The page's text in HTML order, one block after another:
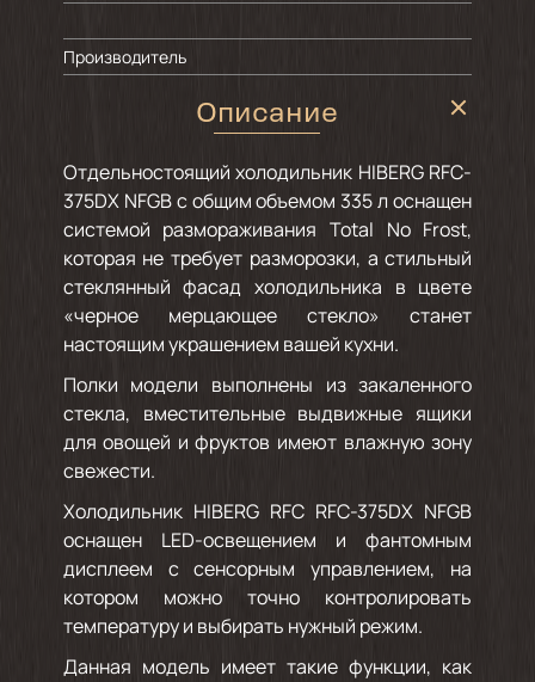
Производитель
Описание
Отдельностоящий холодильник HIBERG RFC-
375DX NFGB с общим объемом 335 л оснащен
системой размораживания Total No Frost,
которая не требует разморозки, а стильный
стеклянный фасад холодильника в цвете
«черное мерцающее стекло» станет
настоящим украшением вашей кухни.
Полки модели выполнены из закаленного
стекла, вместительные выдвижные ящики
для овощей и фруктов имеют влажную зону
свежести.
Холодильник HIBERG RFC RFC-375DX NFGB
оснащен LED-освещением и фантомным
дисплеем с сенсорным управлением, на
котором можно точно контролировать
температуру и выбирать нужный режим.
Данная модель имеет такие функции, как